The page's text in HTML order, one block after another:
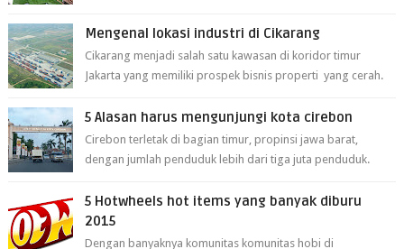
Mengenal lokasi industri di Cikarang
Cikarang menjadi salah satu kawasan di koridor timur
Jakarta yang memiliki prospek bisnis properti yang cerah.
5 Alasan harus mengunjungi kota cirebon
Cirebon terletak di bagian timur, propinsi jawa barat,
dengan jumlah penduduk lebih dari tiga juta penduduk.
5 Hotwheels hot items yang banyak diburu
2015
Dengan banyaknya komunitas komunitas hobi di